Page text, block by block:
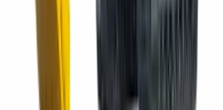
Sucursales